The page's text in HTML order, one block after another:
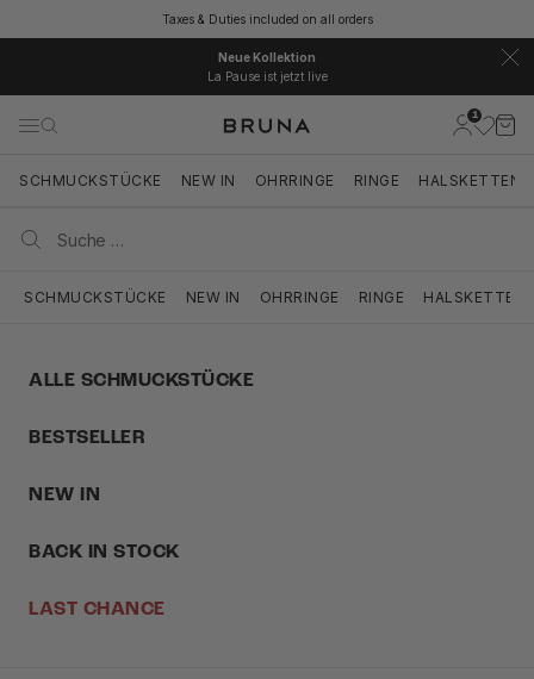
Taxes & Duties included on all orders
Neue Kollektion
La Pause ist jetzt live
BRUNA
Navigationsmenü öffnen
Suche öffnen
1
Suche
SCHMUCKSTÜCKE NEW IN OHRRINGE RINGE HALSKETTEN
SCHMUCKSTÜCKE NEW IN OHRRINGE RINGE HALSKETTEN
ALLE SCHMUCKSTÜCKE
BESTSELLER
NEW IN
BACK IN STOCK
LAST CHANCE